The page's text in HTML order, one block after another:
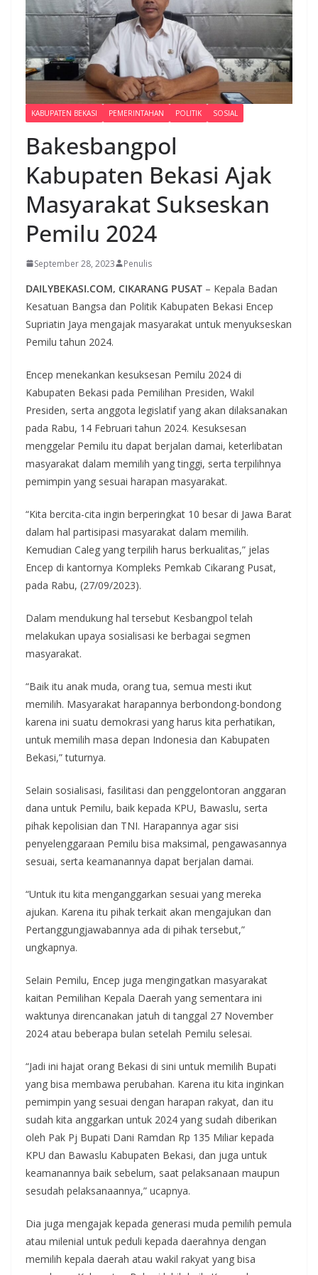
KABUPATEN BEKASI PEMERINTAHAN POLITIK SOSIAL
Bakesbangpol
Kabupaten Bekasi Ajak
Masyarakat Sukseskan
Pemilu 2024
September 28, 2023 Penulis
DAILYBEKASI.COM, CIKARANG PUSAT – Kepala Badan
Kesatuan Bangsa dan Politik Kabupaten Bekasi Encep
Supriatin Jaya mengajak masyarakat untuk menyukseskan
Pemilu tahun 2024.
Encep menekankan kesuksesan Pemilu 2024 di
Kabupaten Bekasi pada Pemilihan Presiden, Wakil
Presiden, serta anggota legislatif yang akan dilaksanakan
pada Rabu, 14 Februari tahun 2024. Kesuksesan
menggelar Pemilu itu dapat berjalan damai, keterlibatan
masyarakat dalam memilih yang tinggi, serta terpilihnya
pemimpin yang sesuai harapan masyarakat.
“Kita bercita-cita ingin berperingkat 10 besar di Jawa Barat
dalam hal partisipasi masyarakat dalam memilih.
Kemudian Caleg yang terpilih harus berkualitas,” jelas
Encep di kantornya Kompleks Pemkab Cikarang Pusat,
pada Rabu, (27/09/2023).
Dalam mendukung hal tersebut Kesbangpol telah
melakukan upaya sosialisasi ke berbagai segmen
masyarakat.
“Baik itu anak muda, orang tua, semua mesti ikut
memilih. Masyarakat harapannya berbondong-bondong
karena ini suatu demokrasi yang harus kita perhatikan,
untuk memilih masa depan Indonesia dan Kabupaten
Bekasi,” tuturnya.
Selain sosialisasi, fasilitasi dan penggelontoran anggaran
dana untuk Pemilu, baik kepada KPU, Bawaslu, serta
pihak kepolisian dan TNI. Harapannya agar sisi
penyelenggaraan Pemilu bisa maksimal, pengawasannya
sesuai, serta keamanannya dapat berjalan damai.
“Untuk itu kita menganggarkan sesuai yang mereka
ajukan. Karena itu pihak terkait akan mengajukan dan
Pertanggungjawabannya ada di pihak tersebut,”
ungkapnya.
Selain Pemilu, Encep juga mengingatkan masyarakat
kaitan Pemilihan Kepala Daerah yang sementara ini
waktunya direncanakan jatuh di tanggal 27 November
2024 atau beberapa bulan setelah Pemilu selesai.
“Jadi ini hajat orang Bekasi di sini untuk memilih Bupati
yang bisa membawa perubahan. Karena itu kita inginkan
pemimpin yang sesuai dengan harapan rakyat, dan itu
sudah kita anggarkan untuk 2024 yang sudah diberikan
oleh Pak Pj Bupati Dani Ramdan Rp 135 Miliar kepada
KPU dan Bawaslu Kabupaten Bekasi, dan juga untuk
keamanannya baik sebelum, saat pelaksanaan maupun
sesudah pelaksanaannya,” ucapnya.
Dia juga mengajak kepada generasi muda pemilih pemula
atau milenial untuk peduli kepada daerahnya dengan
memilih kepala daerah atau wakil rakyat yang bisa